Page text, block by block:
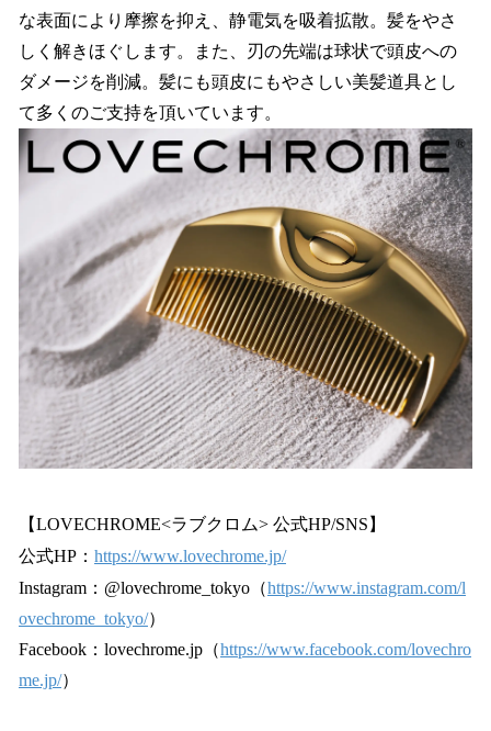
な表面により摩擦を抑え、静電気を吸着拡散。髪をやさ
しく解きほぐします。また、刃の先端は球状で頭皮への
ダメージを削減。髪にも頭皮にもやさしい美髪道具とし
て多くのご支持を頂いています。
【LOVECHROME<ラブクロム> 公式HP/SNS】
公式HP： https://www.lovechrome.jp/
Instagram：@lovechrome_tokyo（https://www.instagram.com/l
ovechrome_tokyo/）
Facebook：lovechrome.jp（https://www.facebook.com/lovechro
me.jp/）